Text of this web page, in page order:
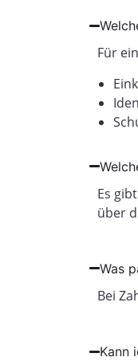
Für
Es
über
Was
Bei
Kann